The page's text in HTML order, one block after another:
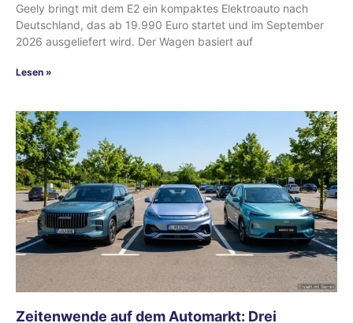
Geely bringt mit dem E2 ein kompaktes Elektroauto nach
Deutschland, das ab 19.990 Euro startet und im September
2026 ausgeliefert wird. Der Wagen basiert auf
Lesen »
Zeitenwende auf dem Automarkt: Drei